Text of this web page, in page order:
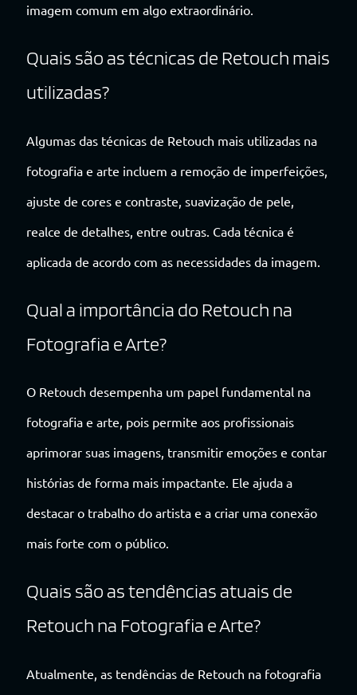
imagem comum em algo extraordinário.
Quais são as técnicas de Retouch mais
utilizadas?
Algumas das técnicas de Retouch mais utilizadas na
fotografia e arte incluem a remoção de imperfeições,
ajuste de cores e contraste, suavização de pele,
realce de detalhes, entre outras. Cada técnica é
aplicada de acordo com as necessidades da imagem.
Qual a importância do Retouch na
Fotografia e Arte?
O Retouch desempenha um papel fundamental na
fotografia e arte, pois permite aos profissionais
aprimorar suas imagens, transmitir emoções e contar
histórias de forma mais impactante. Ele ajuda a
destacar o trabalho do artista e a criar uma conexão
mais forte com o público.
Quais são as tendências atuais de
Retouch na Fotografia e Arte?
Atualmente, as tendências de Retouch na fotografia